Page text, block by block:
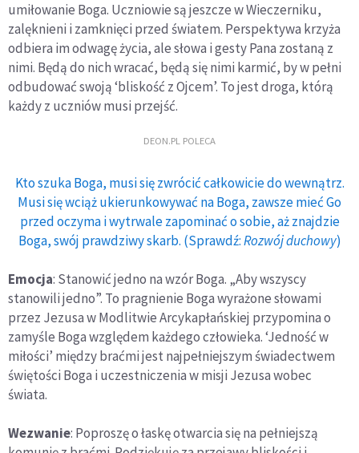
umiłowanie Boga. Uczniowie są jeszcze w Wieczerniku,
zalęknieni i zamknięci przed światem. Perspektywa krzyża
odbiera im odwagę życia, ale słowa i gesty Pana zostaną z
nimi. Będą do nich wracać, będą się nimi karmić, by w pełni
odbudować swoją ‘bliskość z Ojcem’. To jest droga, którą
każdy z uczniów musi przejść.
DEON.PL POLECA
Kto szuka Boga, musi się zwrócić całkowicie do wewnątrz.
Musi się wciąż ukierunkowywać na Boga, zawsze mieć Go
przed oczyma i wytrwale zapominać o sobie, aż znajdzie
Boga, swój prawdziwy skarb. (Sprawdź:Rozwój duchowy)
Emocja: Stanowić jedno na wzór Boga. „Aby wszyscy
stanowili jedno”. To pragnienie Boga wyrażone słowami
przez Jezusa w Modlitwie Arcykapłańskiej przypomina o
zamyśle Boga względem każdego człowieka. ‘Jedność w
miłości’ między braćmi jest najpełniejszym świadectwem
świętości Boga i uczestniczenia w misji Jezusa wobec
świata.
Wezwanie: Poproszę o łaskę otwarcia się na pełniejszą